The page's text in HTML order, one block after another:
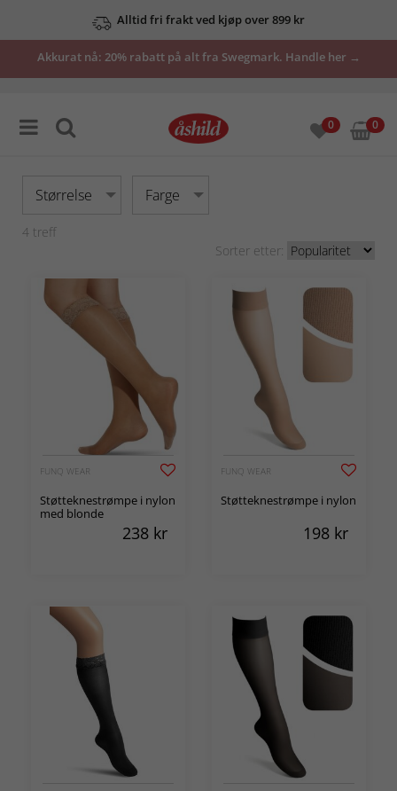
Alltid fri frakt ved kjøp over 899 kr
Akkurat nå: 20% rabatt på alt fra Swegmark. Handle her →
0 0
Størrelse Farge
4 treff
Sorter etter:
FUNQ WEAR
Støtteknestrømpe i nylon
med blonde
238 kr
FUNQ WEAR
Støtteknestrømpe i nylon
198 kr